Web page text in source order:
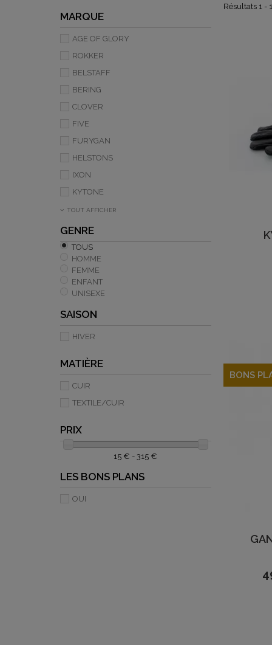
MARQUE
AGE OF GLORY
ROKKER
BELSTAFF
BERING
CLOVER
FIVE
FURYGAN
HELSTONS
IXON
KYTONE
TOUT AFFICHER
GENRE
TOUS
HOMME
FEMME
ENFANT
UNISEXE
SAISON
HIVER
MATIÈRE
CUIR
TEXTILE/CUIR
PRIX
15 € - 315 €
LES BONS PLANS
OUI
Résultats 1 -
BONS